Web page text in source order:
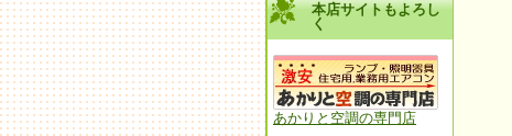
本店サイトもよろし
く
あかりと空調の専門店